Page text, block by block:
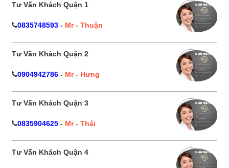
Tư Vấn Khách Quận 1
0835748593 - Mr - Thuận
Tư Vấn Khách Quận 2
0904942786 - Mr - Hưng
Tư Vấn Khách Quận 3
0835904625 - Mr - Thái
Tư Vấn Khách Quận 4